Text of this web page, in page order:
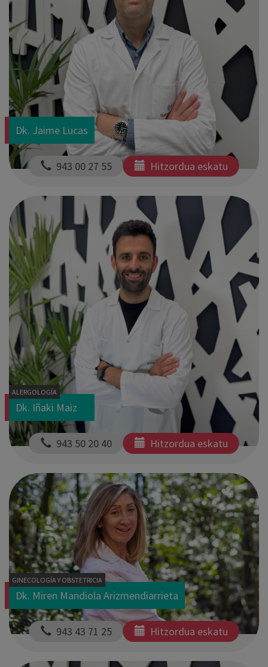
Dk. Jaime Lucas
943 00 27 55 Hitzordua eskatu
ALERGOLOGÍA
Dk. Iñaki Maiz
943 50 20 40 Hitzordua eskatu
GINECOLOGÍA Y OBSTETRICIA
Dk. Miren Mandiola Arizmendiarrieta
943 43 71 25 Hitzordua eskatu